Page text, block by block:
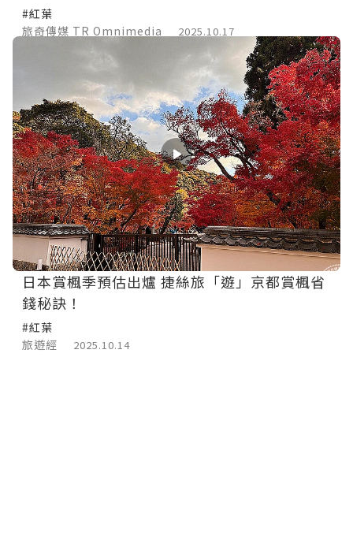
#紅葉
旅奇傳媒 TR Omnimedia
2025.10.17
日本賞楓季預估出爐 捷絲旅「遊」京都賞楓省
錢秘訣！
#紅葉
旅遊經
2025.10.14